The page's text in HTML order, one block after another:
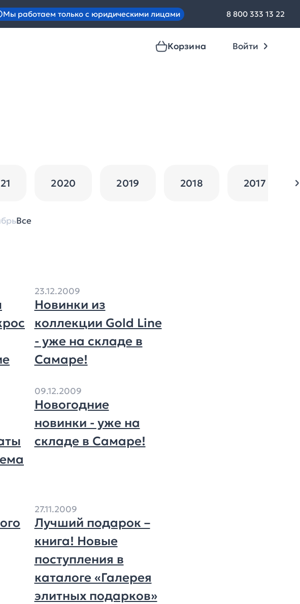
Мы работаем только с юридическими лицами 8 800 333 13 22
Корзина Войти
2020 2019 2018 2017
Все
23.12.2009
Новинки из
коллекции Gold Line
- уже на складе в
Самаре!
09.12.2009
Новогодние
новинки - уже на
складе в Самаре!
27.11.2009
Лучший подарок –
книга! Новые
поступления в
каталоге «Галерея
элитных подарков»